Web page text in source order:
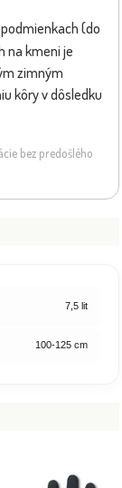
(do
na kmeni je
zimným
kôry v dôsledku
bez predošlého
7,5 lit
100-125 cm